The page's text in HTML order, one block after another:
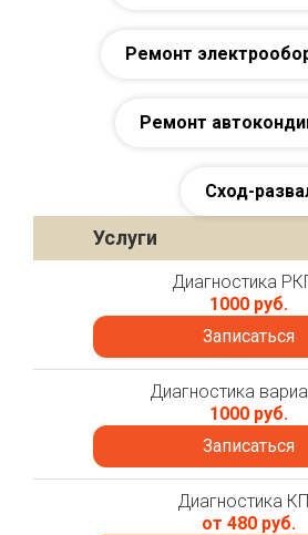
Ремонт
Ремонт
Сход-
Услуги
Диагностика
1000 руб.
Записаться
Диагностика
1000 руб.
Записаться
Диагностика
от 480 руб.